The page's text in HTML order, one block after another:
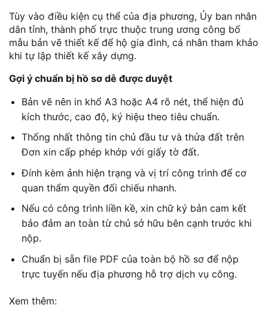
Tùy vào điều kiện cụ thể của địa phương, Ủy ban nhân
dân tỉnh, thành phố trực thuộc trung ương công bố
mẫu bản vẽ thiết kế để hộ gia đình, cá nhân tham khảo
khi tự lập thiết kế xây dựng.
Gợi ý chuẩn bị hồ sơ dễ được duyệt
Bản vẽ nên in khổ A3 hoặc A4 rõ nét, thể hiện đủ
kích thước, cao độ, ký hiệu theo tiêu chuẩn.
Thống nhất thông tin chủ đầu tư và thửa đất trên
Đơn xin cấp phép khớp với giấy tờ đất.
Đính kèm ảnh hiện trạng và vị trí công trình để cơ
quan thẩm quyền đối chiếu nhanh.
Nếu có công trình liền kề, xin chữ ký bản cam kết
bảo đảm an toàn từ chủ sở hữu bên cạnh trước khi
nộp.
Chuẩn bị sẵn file PDF của toàn bộ hồ sơ để nộp
trực tuyến nếu địa phương hỗ trợ dịch vụ công.
Xem thêm: